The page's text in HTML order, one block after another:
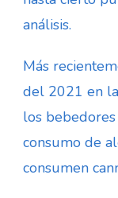
análisis.
Más
del 2021 en la
los
consumo de
consumen